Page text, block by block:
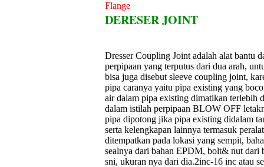
Flange
DERESER JOINT
Dresser Coupling Joint adalah alat bantu
perpipaan yang terputus dari dua arah,
bisa juga disebut sleeve coupling joint,
pipa caranya yaitu pipa existing yang
air dalam pipa existing dimatikan terlebih
dalam istilah perpipaan BLOW OFF
pipa dipotong jika pipa existing didalam
serta kelengkapan lainnya termasuk
ditempatkan pada lokasi yang sempit,
sealnya dari bahan EPDM, bolt& nut dari
sni, ukuran nya dari dia.2inc-16 inc atau